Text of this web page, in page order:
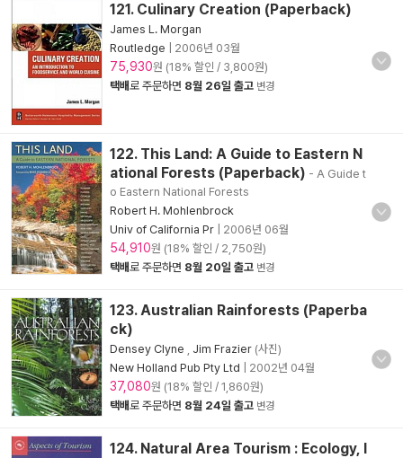
121. Culinary Creation (Paperback)
James L. Morgan
Routledge
2006년 03월
75,930원 (18% 할인 / 3,800원)
택배로 주문하면 8월 26일 출고 변경
122. This Land: A Guide to Eastern N
ational Forests (Paperback) - A Guide t
o Eastern National Forests
Robert H. Mohlenbrock
Univ of California Pr
2006년 06월
54,910원 (18% 할인 / 2,750원)
택배로 주문하면 8월 20일 출고 변경
123. Australian Rainforests (Paperba
ck)
Densey Clyne Jim Frazier (사진)
New Holland Pub Pty Ltd
2002년 04월
37,080원 (18% 할인 / 1,860원)
택배로 주문하면 8월 24일 출고 변경
124. Natural Area Tourism : Ecology, I